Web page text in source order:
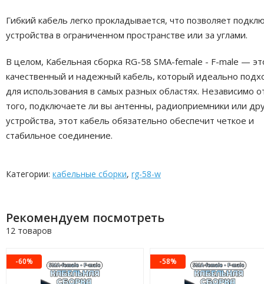
Гибкий кабель легко прокладывается, что позволяет
устройства в ограниченном пространстве или за углами.
В целом, Кабельная сборка RG-58 SMA-female - F-male —
качественный и надежный кабель, который идеально
для использования в самых разных областях. Независимо
того, подключаете ли вы антенны, радиоприемники или
устройства, этот кабель обязательно обеспечит четкое и
стабильное соединение.
Категории: кабельные сборки, rg-58-w
Рекомендуем посмотреть
12 товаров
-60% -58%